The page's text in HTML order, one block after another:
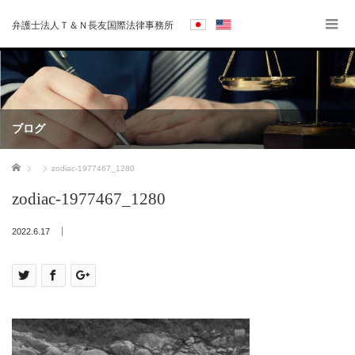
弁護士法人Ｔ＆Ｎ長友国際法律事務所
ブログ
ホーム zodiac-1977467_1280
zodiac-1977467_1280
2022.6.17